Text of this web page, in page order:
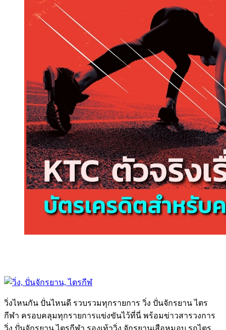
วิ่งไหนกัน ปั่นไหนดี รวบรวมทุกรายการ วิ่ง ปั่นจักรยาน ไตร
กีฬา ครอบคลุมทุกรายการแข่งขันไว้ที่นี่ พร้อมข่าวสารวงการ